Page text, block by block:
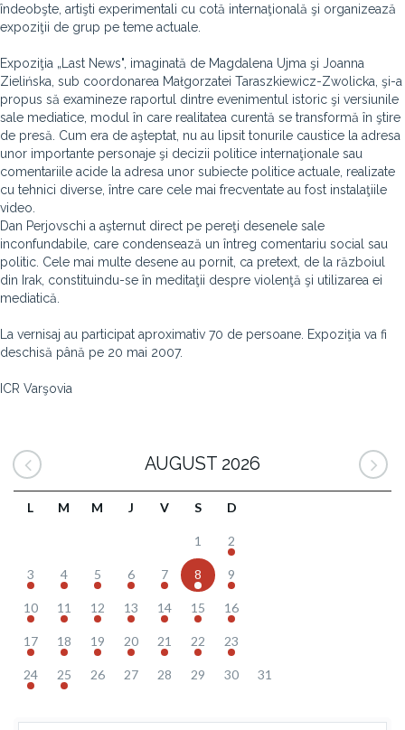
îndeobşte, artişti experimentali cu cotă internaţională şi organizează
expoziţii de grup pe teme actuale.
Expoziţia „Last News", imaginată de Magdalena Ujma şi Joanna
Zielińska, sub coordonarea Małgorzatei Taraszkiewicz-Zwolicka, şi-a
propus să examineze raportul dintre evenimentul istoric şi versiunile
sale mediatice, modul în care realitatea curentă se transformă în ştire
de presă. Cum era de aşteptat, nu au lipsit tonurile caustice la adresa
unor importante personaje şi decizii politice internaţionale sau
comentariile acide la adresa unor subiecte politice actuale, realizate
cu tehnici diverse, între care cele mai frecventate au fost instalaţiile
video.
Dan Perjovschi a aşternut direct pe pereţi desenele sale
inconfundabile, care condensează un întreg comentariu social sau
politic. Cele mai multe desene au pornit, ca pretext, de la războiul
din Irak, constituindu-se în meditaţii despre violenţă şi utilizarea ei
mediatică.
La vernisaj au participat aproximativ 70 de persoane. Expoziţia va fi
deschisă până pe 20 mai 2007.
ICR Varşovia
AUGUST 2026
L M M J V S D
1 2
3 4 5 6 7 8 9
10 11 12 13 14 15 16
17 18 19 20 21 22 23
24 25 26 27 28 29 30 31